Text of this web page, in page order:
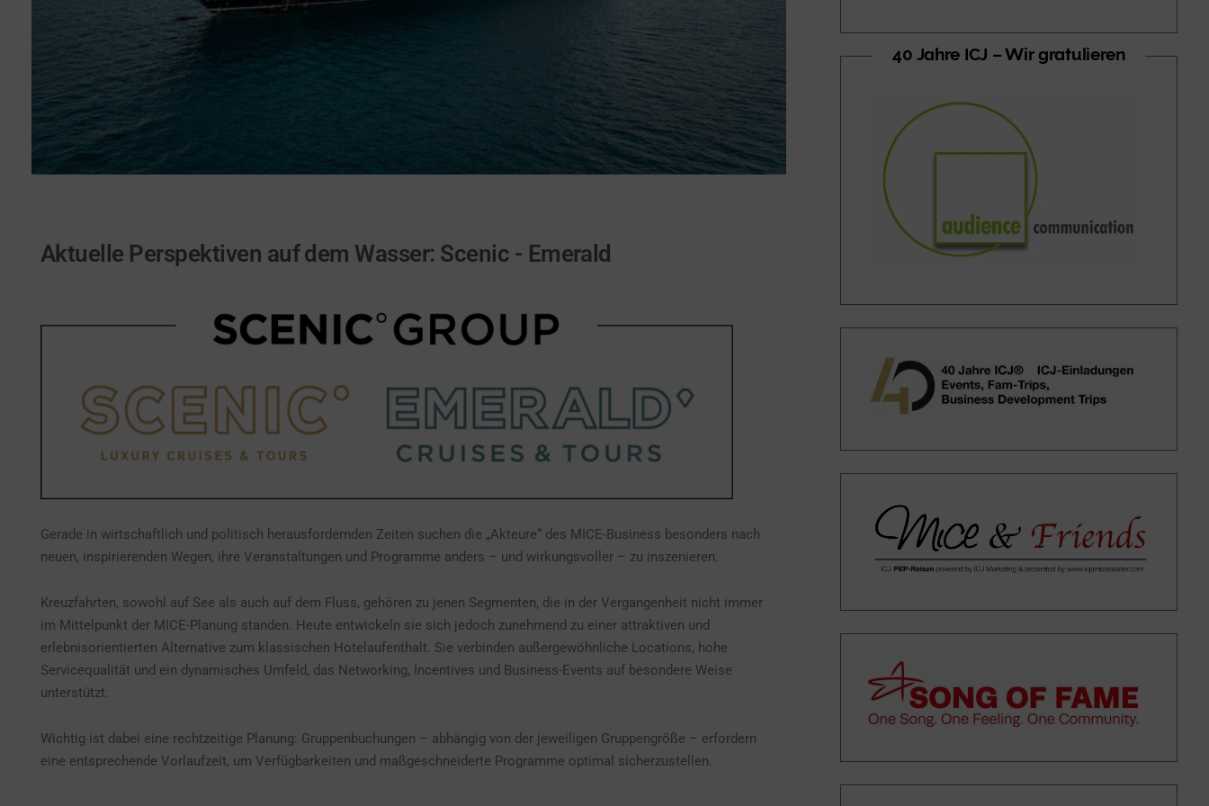
Aktuelle Perspektiven auf dem Wasser: Scenic - Emerald
Gerade in wirtschaftlich und politisch herausfordernden Zeiten suchen die „Akteure“ des MICE-Business besonders nach
neuen, inspirierenden Wegen, ihre Veranstaltungen und Programme anders – und wirkungsvoller – zu inszenieren.
Kreuzfahrten, sowohl auf See als auch auf dem Fluss, gehören zu jenen Segmenten, die in der Vergangenheit nicht immer
im Mittelpunkt der MICE-Planung standen. Heute entwickeln sie sich jedoch zunehmend zu einer attraktiven und
erlebnisorientierten Alternative zum klassischen Hotelaufenthalt. Sie verbinden außergewöhnliche Locations, hohe
Servicequalität und ein dynamisches Umfeld, das Networking, Incentives und Business-Events auf besondere Weise
unterstützt.
Wichtig ist dabei eine rechtzeitige Planung: Gruppenbuchungen – abhängig von der jeweiligen Gruppengröße – erfordern
eine entsprechende Vorlaufzeit, um Verfügbarkeiten und maßgeschneiderte Programme optimal sicherzustellen.
40 Jahre ICJ – Wir gratulieren